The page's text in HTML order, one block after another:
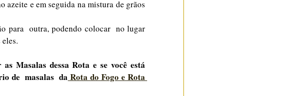
azeite e em seguida na mistura de grãos
para  outra, podendo colocar  no lugar
Masalas dessa Rota e se você está
de  masalas  da Rota do Fogo e Rota